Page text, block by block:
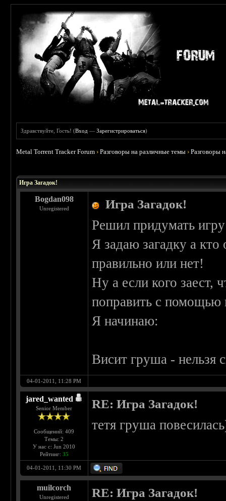
Здравствуйте, Гость! (Вход —Зарегистрироваться)
Metal Torrent Tracker Forum ›Разговоры на различные темы ›Разговоры
Игра Загадок!
Bogdan098
Unregistered Игра Загадок!
Решил придумать
Я задаю загадку а
правильно или нет!
Ну а если кого заест,
поправить с помощью
Я начинаю:
Висит груша - нельзя
04-01-2011, 11:28 PM
jared_wanted
Senior Member
Сообщений: 409
Темы: 2
У нас с: Jun 2010
Рейтинг: 35
RE: Игра Загадок!
тетя груша
04-01-2011, 11:30 PM
muilcorch
Unregistered RE: Игра Загадок!